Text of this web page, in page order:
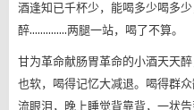
酒逢知已千杯少，能喝多少喝多
醉…………..两腿一站，喝了不算。
甘为革命献肠胃革命的小酒天天
也软，喝得记忆大减退。喝得群
流眼泪，晚上睡觉背靠背，一状